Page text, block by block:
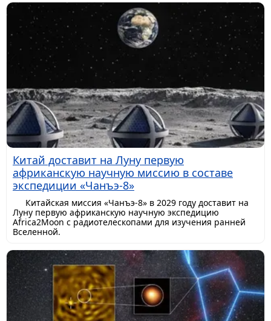
Китай доставит на Луну первую
африканскую научную миссию в составе
экспедиции «Чанъэ-8»
Китайская миссия «Чанъэ-8» в 2029 году доставит на
Луну первую африканскую научную экспедицию
Africa2Moon с радиотелескопами для изучения ранней
Вселенной.